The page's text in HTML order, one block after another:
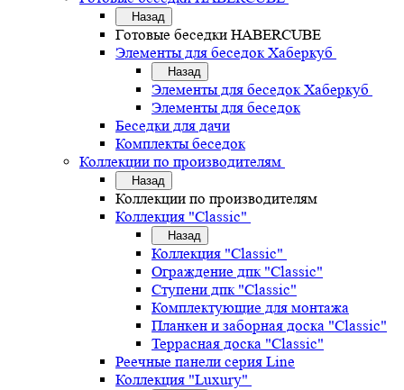
Назад
Готовые беседки HABERCUBE
Элементы для беседок Хаберкуб
Назад
Элементы для беседок Хаберкуб
Элементы для беседок
Беседки для дачи
Комплекты беседок
Коллекции по производителям
Назад
Коллекции по производителям
Коллекция "Classic"
Назад
Коллекция "Classic"
Ограждение дпк "Classic"
Ступени дпк "Classic"
Комплектующие для монтажа
Планкен и заборная доска "Classic"
Террасная доска "Classic"
Реечные панели серия Line
Коллекция "Luxury"